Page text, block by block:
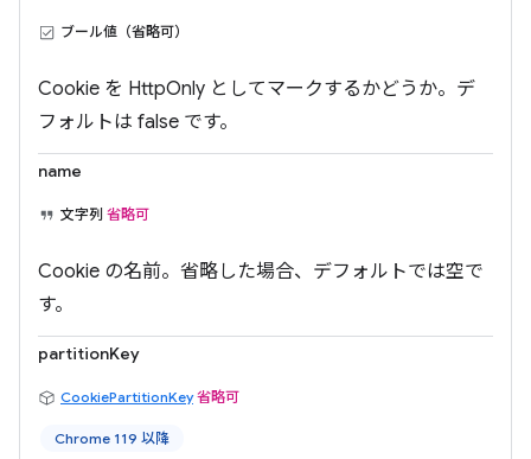
ブール値（省略可）
Cookie を HttpOnly としてマークするかどうか。デ
フォルトは false です。
name
文字列 省略可
Cookie の名前。省略した場合、デフォルトでは空で
す。
partitionKey
CookiePartitionKey 省略可
Chrome 119 以降